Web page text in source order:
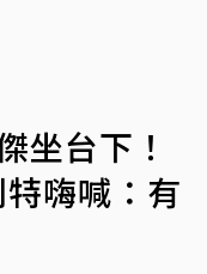
坐台下！
嗨喊：有